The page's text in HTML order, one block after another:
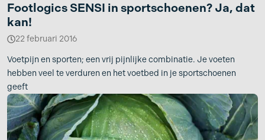
Footlogics SENSI in sportschoenen? Ja, dat
kan!
22 februari 2016
Voetpijn en sporten; een vrij pijnlijke combinatie. Je voeten
hebben veel te verduren en het voetbed in je sportschoenen
geeft